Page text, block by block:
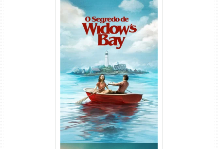
O Segredo de Widow’s Bay
1ª Temporada Torrent (2026)
WEB-DL 1080p Dual Áudio